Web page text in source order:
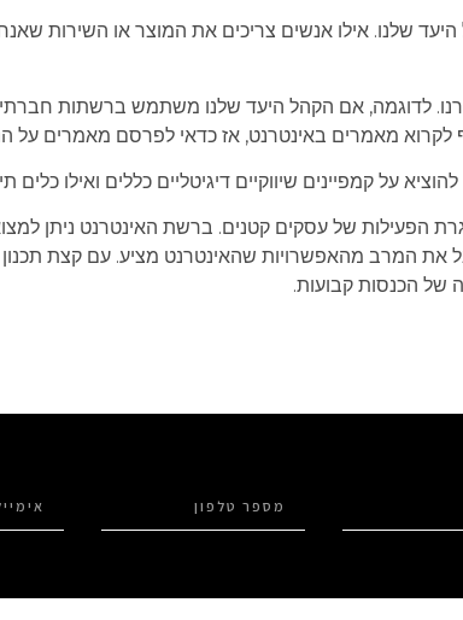
שלנו. אילו אנשים צריכים את המוצר או השירות
לדוגמה, אם הקהל היעד שלנו משתמש ברשתות
מאמרים באינטרנט, אז כדאי לפרסם מאמרים על
על קמפיינים שיווקיים דיגיטליים כללים ואילו
הפעילות של עסקים קטנים. ברשת האינטרנט ניתן
את המרב מהאפשרויות שהאינטרנט מציע. עם קצת
של הכנסות קבועות.